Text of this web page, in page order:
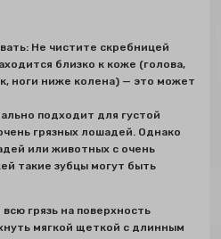
Не чистите скребницей
близко к коже (голова,
ноги ниже колена) — это может
подходит для густой
грязных лошадей. Однако
или животных с очень
такие зубцы могут быть
грязь на поверхность
мягкой щеткой с длинным